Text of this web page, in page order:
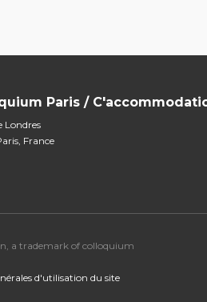
Paris /
Londres
France
a trademark of colloquium
d'utilisation du site